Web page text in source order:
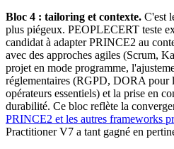
Bloc 4 : tailoring et contexte. C'est
plus piégeux. PEOPLECERT teste
candidat à adapter PRINCE2 au
avec des approches agiles (Scrum,
projet en mode programme,
réglementaires (RGPD, DORA pour
opérateurs essentiels) et la prise en
durabilité. Ce bloc reflète la
PRINCE2 et les autres frameworks
Practitioner V7 a tant gagné en